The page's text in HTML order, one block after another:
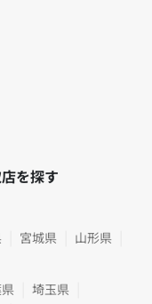
を探す
宮城県
山形県
埼玉県